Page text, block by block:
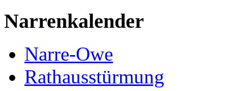
Narrenkalender
Narre-Owe
Rathausstürmung